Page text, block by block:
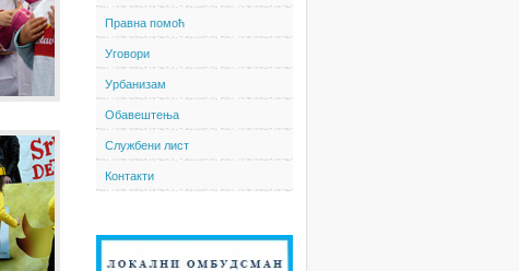
Правна помоћ
Уговори
Урбанизам
Обавештења
Службени лист
Контакти